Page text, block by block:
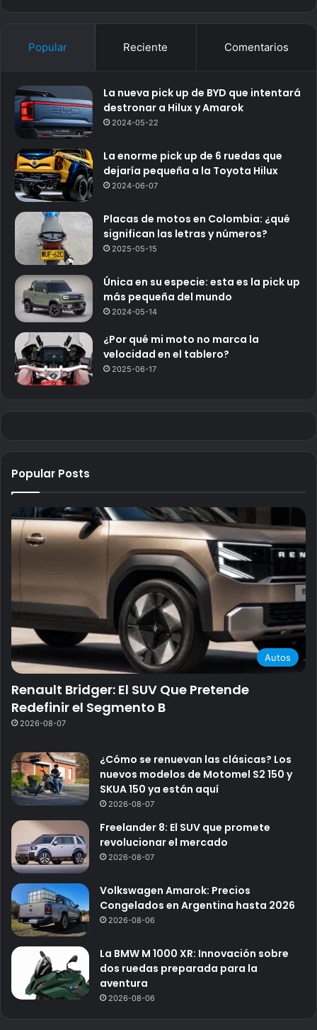
Popular Reciente Comentarios
La nueva pick up de BYD que intentará
destronar a Hilux y Amarok
2024-05-22
La enorme pick up de 6 ruedas que
dejaría pequeña a la Toyota Hilux
2024-06-07
Placas de motos en Colombia: ¿qué
significan las letras y números?
2025-05-15
Única en su especie: esta es la pick up
más pequeña del mundo
2024-05-14
¿Por qué mi moto no marca la
velocidad en el tablero?
2025-06-17
Popular Posts
Autos
Renault Bridger: El SUV Que Pretende
Redefinir el Segmento B
2026-08-07
¿Cómo se renuevan las clásicas? Los
nuevos modelos de Motomel S2 150 y
SKUA 150 ya están aquí
2026-08-07
Freelander 8: El SUV que promete
revolucionar el mercado
2026-08-07
Volkswagen Amarok: Precios
Congelados en Argentina hasta 2026
2026-08-06
La BMW M 1000 XR: Innovación sobre
dos ruedas preparada para la
aventura
2026-08-06